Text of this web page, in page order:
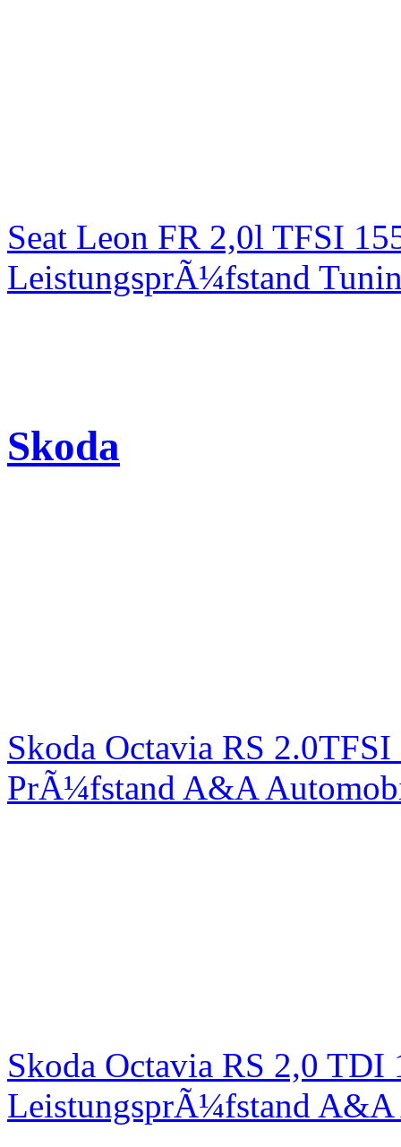
Seat Leon FR 2,0l TFSI
LeistungsprÃ¼fstand
Skoda
Skoda Octavia RS
PrÃ¼fstand A&A
Skoda Octavia RS 2,0
LeistungsprÃ¼fstand